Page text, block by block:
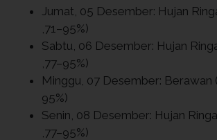
Jumat, 05 Desember: Hujan
,71–95%)
Sabtu, 06 Desember: Hujan
,77–95%)
Minggu, 07 Desember: Berawan
95%)
Senin, 08 Desember: Hujan
,77–95%)